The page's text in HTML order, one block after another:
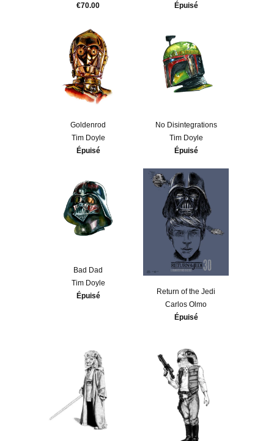
€70.00 Épuisé
Goldenrod
Tim Doyle
Épuisé
No Disintegrations
Tim Doyle
Épuisé
Bad Dad
Tim Doyle
Épuisé
Return of the Jedi
Carlos Olmo
Épuisé